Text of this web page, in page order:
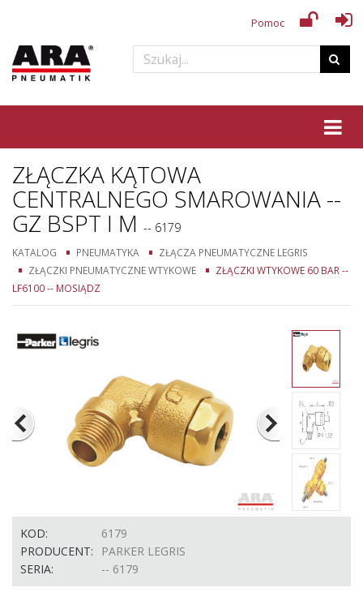
Pomoc
ZŁĄCZKA KĄTOWA
CENTRALNEGO SMAROWANIA --
GZ BSPT I M -- 6179
KATALOG PNEUMATYKA
ZŁĄCZA PNEUMATYCZNE LEGRIS
ZŁĄCZKI PNEUMATYCZNE WTYKOWE
ZŁĄCZKI WTYKOWE 60 BAR --
LF6100 -- MOSIĄDZ
KOD:
6179
PRODUCENT:
PARKER LEGRIS
SERIA:
-- 6179